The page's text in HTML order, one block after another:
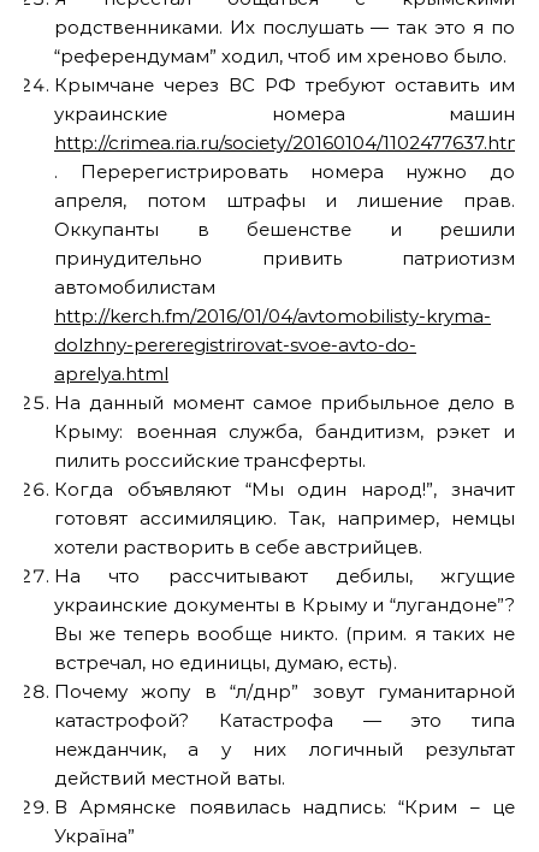
родственниками. Их послушать — так это я по
“референдумам” ходил, чтоб им хреново было.
Крымчане через ВС РФ требуют оставить им
украинские номера машин
http://crimea.ria.ru/society/20160104/1102477637.html
. Перерегистрировать номера нужно до
апреля, потом штрафы и лишение прав.
Оккупанты в бешенстве и решили
принудительно привить патриотизм
автомобилистам
http://kerch.fm/2016/01/04/avtomobilisty-kryma-
dolzhny-pereregistrirovat-svoe-avto-do-
aprelya.html
На данный момент самое прибыльное дело в
Крыму: военная служба, бандитизм, рэкет и
пилить российские трансферты.
Когда объявляют “Мы один народ!”, значит
готовят ассимиляцию. Так, например, немцы
хотели растворить в себе австрийцев.
На что рассчитывают дебилы, жгущие
украинские документы в Крыму и “лугандоне”?
Вы же теперь вообще никто. (прим. я таких не
встречал, но единицы, думаю, есть).
Почему жопу в “л/днр” зовут гуманитарной
катастрофой? Катастрофа — это типа
нежданчик, а у них логичный результат
действий местной ваты.
В Армянске появилась надпись: “Крим – це
Україна”